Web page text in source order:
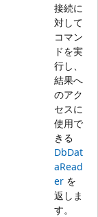
接続に
対して
コマン
ドを実
行し、
結果へ
のアク
セスに
使用で
きる
DbDat
aRead
er を
返しま
す。